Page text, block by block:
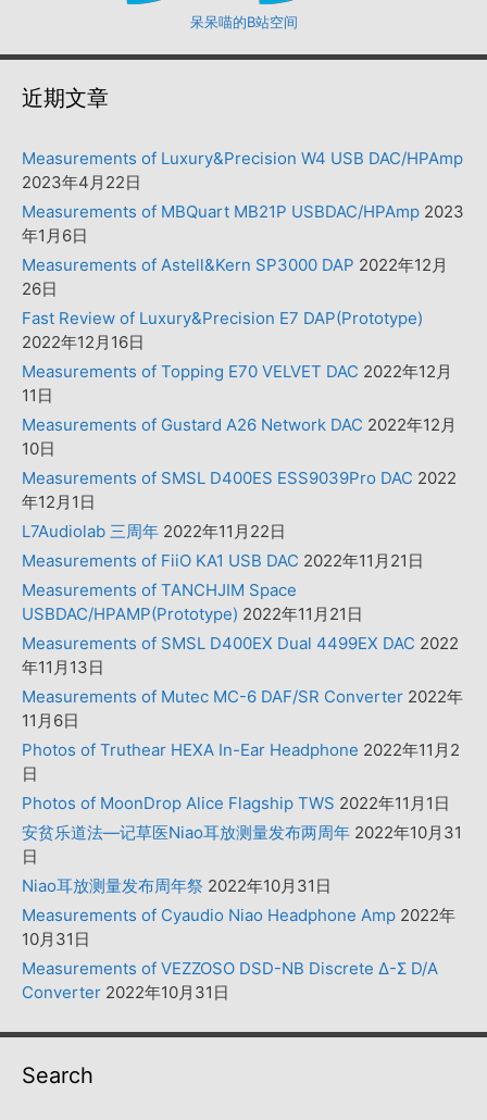
呆呆喵的B站空间
近期文章
Measurements of Luxury&Precision W4 USB DAC/HPAmp
2023年4月22日
Measurements of MBQuart MB21P USBDAC/HPAmp 2023
年1月6日
Measurements of Astell&Kern SP3000 DAP 2022年12月
26日
Fast Review of Luxury&Precision E7 DAP(Prototype)
2022年12月16日
Measurements of Topping E70 VELVET DAC 2022年12月
11日
Measurements of Gustard A26 Network DAC 2022年12月
10日
Measurements of SMSL D400ES ESS9039Pro DAC 2022
年12月1日
L7Audiolab 三周年 2022年11月22日
Measurements of FiiO KA1 USB DAC 2022年11月21日
Measurements of TANCHJIM Space
USBDAC/HPAMP(Prototype) 2022年11月21日
Measurements of SMSL D400EX Dual 4499EX DAC 2022
年11月13日
Measurements of Mutec MC-6 DAF/SR Converter 2022年
11月6日
Photos of Truthear HEXA In-Ear Headphone 2022年11月2
日
Photos of MoonDrop Alice Flagship TWS 2022年11月1日
安贫乐道法—记草医Niao耳放测量发布两周年 2022年10月31
日
Niao耳放测量发布周年祭 2022年10月31日
Measurements of Cyaudio Niao Headphone Amp 2022年
10月31日
Measurements of VEZZOSO DSD-NB Discrete Δ-Σ D/A
Converter 2022年10月31日
Search